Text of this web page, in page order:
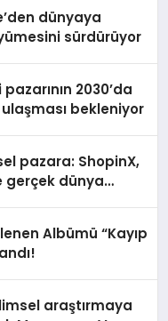
dünyaya
sürdürüyor
2030’da
bekleniyor
pazara: ShopinX,
gerçek dünya
Albümü “Kayıp
araştırmaya